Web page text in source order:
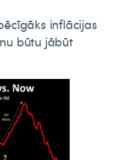
inflācijas
būtu jābūt